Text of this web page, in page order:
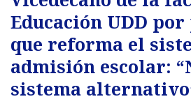
Educación UDD
que reforma el
admisión escolar:
sistema